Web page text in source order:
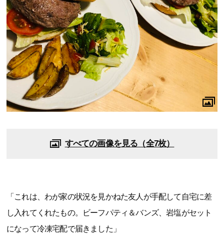
すべての画像を見る（全7枚）
「これは、わが家の状況を見かねた友人が手配して自宅に差
し入れてくれたもの。ビーフパティ＆バンズ、岩塩がセット
になって冷凍宅配で届きました」